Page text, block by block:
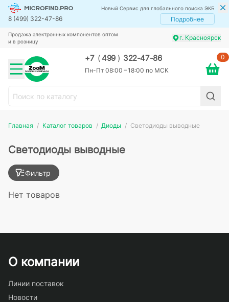
Новый Сервис для глобального поиска ЭКБ
8 (499) 322-47-86 Подробнее
Продажа электронных компонентов оптом
и в розницу
г. Красноярск
+7 (499 ) 322-47-86
Пн-Пт 08:00 – 18:00 по МСК
0
Главная Каталог товаров Диоды Светодиоды выводные
Светодиоды выводные
Фильтр
Нет товаров
О компании
Линии поставок
Новости